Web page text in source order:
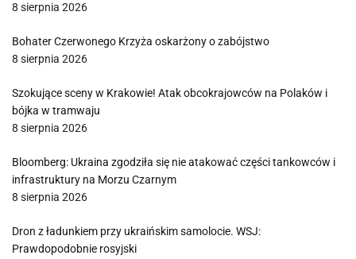
8 sierpnia 2026
Bohater Czerwonego Krzyża oskarżony o zabójstwo
8 sierpnia 2026
Szokujące sceny w Krakowie! Atak obcokrajowców na Polaków i
bójka w tramwaju
8 sierpnia 2026
Bloomberg: Ukraina zgodziła się nie atakować części tankowców i
infrastruktury na Morzu Czarnym
8 sierpnia 2026
Dron z ładunkiem przy ukraińskim samolocie. WSJ:
Prawdopodobnie rosyjski